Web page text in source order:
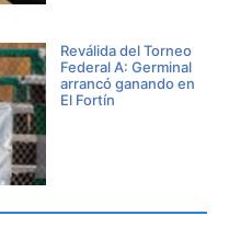
Reválida del Torneo
Federal A: Germinal
arrancó ganando en
El Fortín